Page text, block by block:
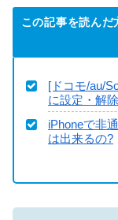
この記事を読んだ
[ドコモ/au/
に設定・解
iPhoneで非
は出来るの?